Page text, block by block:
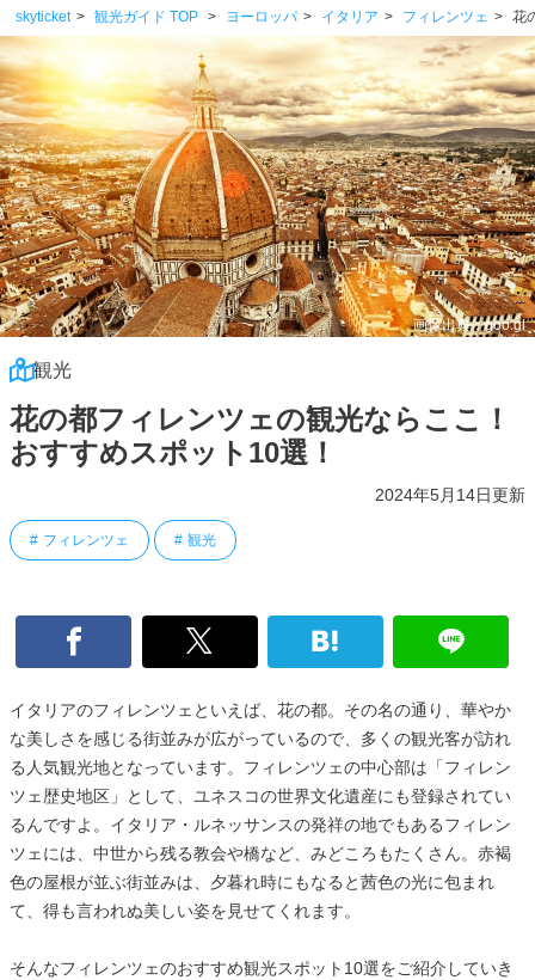
skyticket 観光ガイド TOP ヨーロッパ イタリア フィレンツェ 花
画像出典：goo.gl
観光
花の都フィレンツェの観光ならここ！
おすすめスポット10選！
2024年5月14日更新
フィレンツェ 観光
イタリアのフィレンツェといえば、花の都。その名の通り、華やか
な美しさを感じる街並みが広がっているので、多くの観光客が訪れ
る人気観光地となっています。フィレンツェの中心部は「フィレン
ツェ歴史地区」として、ユネスコの世界文化遺産にも登録されてい
るんですよ。イタリア・ルネッサンスの発祥の地でもあるフィレン
ツェには、中世から残る教会や橋など、みどころもたくさん。赤褐
色の屋根が並ぶ街並みは、夕暮れ時にもなると茜色の光に包まれ
て、得も言われぬ美しい姿を見せてくれます。
そんなフィレンツェのおすすめ観光スポット10選をご紹介していき